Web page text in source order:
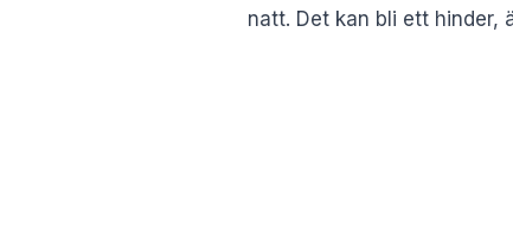
natt. Det kan bli ett hinder,